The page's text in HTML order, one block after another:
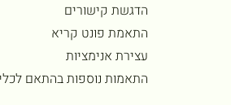
הדגשת קישורים
התאמת פונט קריא
עצירת אנימציות
התאמות נוספות בהתאם